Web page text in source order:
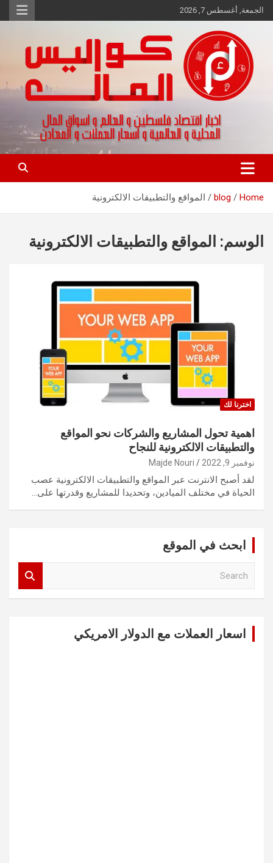
Skip
to
الجمعة, أغسطس 7, 2026
كواليس المال
اخبار اقتصاد فلسطين و العالم و تقارير اسواق المال و العملات
Home
blog المواقع والتطبيقات الالكترونية
الوسم: المواقع والتطبيقات الالكترونية
اخترنا لك
اهمية تحول المشاريع والشركات نحو المواقع
والتطبيقات الالكترونية للنجاح
نوفمبر 9, 2022 Majde Nouri
لقد أصبح الانترنت عبر المواقع والتطبيقات الالكترونية عصب
الحياة في مختلف الميادين، وتحديدا للمشاريع وقدرتها على…
ابحث في الموقع
اسعار العملات مع الدولار الامريكي